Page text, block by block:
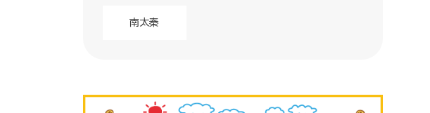
南太秦